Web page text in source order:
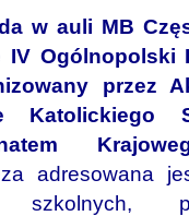
w auli MB
IV Ogólnopolski
przez
Katolickiego
adresowana
szkolnych,